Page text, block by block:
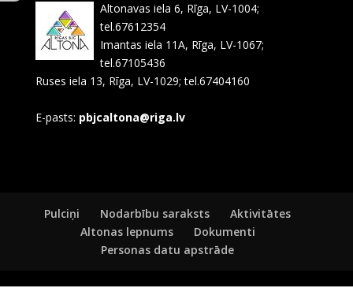
Altonavas iela 6, Rīga, LV-1004;
tel.67612354
Imantas iela 11A, Rīga, LV-1067;
tel.67105436
Ruses iela 13, Rīga, LV-1029; tel.67404160
E-pasts: pbjcaltona@riga.lv
Pulciņi Nodarbību saraksts
Aktivitātes
Altonas lepnums
Dokumenti
Personas datu apstrāde